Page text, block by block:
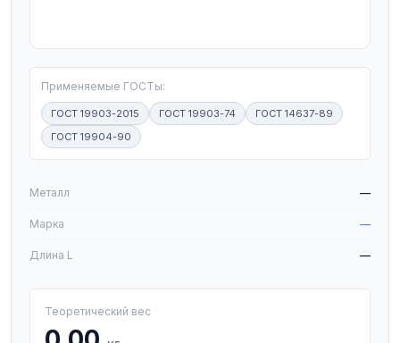
Применяемые ГОСТы:
ГОСТ 19903-2015 ГОСТ 19903-74
ГОСТ 14637-89
ГОСТ 19904-90
Металл —
Марка —
Длина L —
Теоретический вес